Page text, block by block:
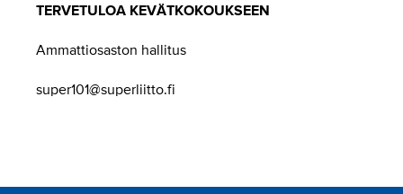
TERVETULOA KEVÄTKOKOUKSEEN
Ammattiosaston hallitus
super101@superliitto.fi